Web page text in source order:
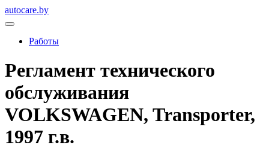
autocare.by
Работы
Регламент технического
обслуживания
VOLKSWAGEN, Transporter,
1997 г.в.